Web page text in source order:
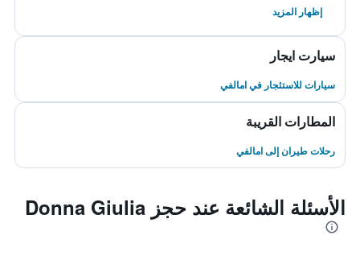
إظهار المزيد
سيارت ايجار
سيارات للاستئجار في امالفي
المطارات القريبة
رحلات طيران إلى امالفي
الأسئلة الشائعة عند حجز Donna Giulia